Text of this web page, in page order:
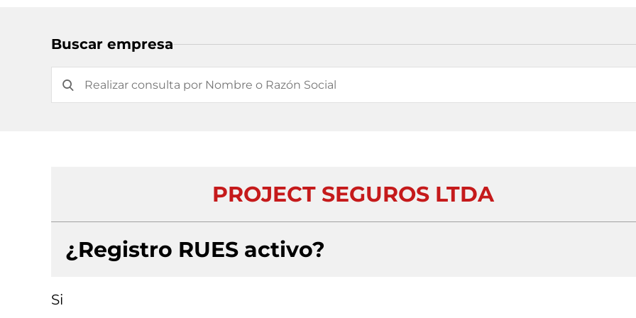
Buscar empresa
PROJECT SEGUROS LTDA
¿Registro RUES activo?
Si